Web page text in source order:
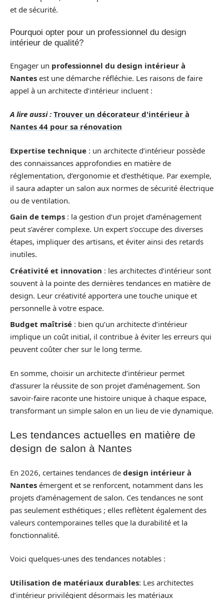
et de sécurité.
Pourquoi opter pour un professionnel du design
intérieur de qualité?
Engager un professionnel du design intérieur à
Nantes est une démarche réfléchie. Les raisons de faire
appel à un architecte d’intérieur incluent :
A lire aussi : Trouver un décorateur d'intérieur à
Nantes 44 pour sa rénovation
Expertise technique : un architecte d’intérieur possède
des connaissances approfondies en matière de
réglementation, d’ergonomie et d’esthétique. Par exemple,
il saura adapter un salon aux normes de sécurité électrique
ou de ventilation.
Gain de temps : la gestion d’un projet d’aménagement
peut s’avérer complexe. Un expert s’occupe des diverses
étapes, impliquer des artisans, et éviter ainsi des retards
inutiles.
Créativité et innovation : les architectes d’intérieur sont
souvent à la pointe des dernières tendances en matière de
design. Leur créativité apportera une touche unique et
personnelle à votre espace.
Budget maîtrisé : bien qu’un architecte d’intérieur
implique un coût initial, il contribue à éviter les erreurs qui
peuvent coûter cher sur le long terme.
En somme, choisir un architecte d’intérieur permet
d’assurer la réussite de son projet d’aménagement. Son
savoir-faire raconte une histoire unique à chaque espace,
transformant un simple salon en un lieu de vie dynamique.
Les tendances actuelles en matière de
design de salon à Nantes
En 2026, certaines tendances de design intérieur à
Nantes émergent et se renforcent, notamment dans les
projets d’aménagement de salon. Ces tendances ne sont
pas seulement esthétiques ; elles reflètent également des
valeurs contemporaines telles que la durabilité et la
fonctionnalité.
Voici quelques-unes des tendances notables :
Utilisation de matériaux durables: Les architectes
d’intérieur privilégient désormais les matériaux